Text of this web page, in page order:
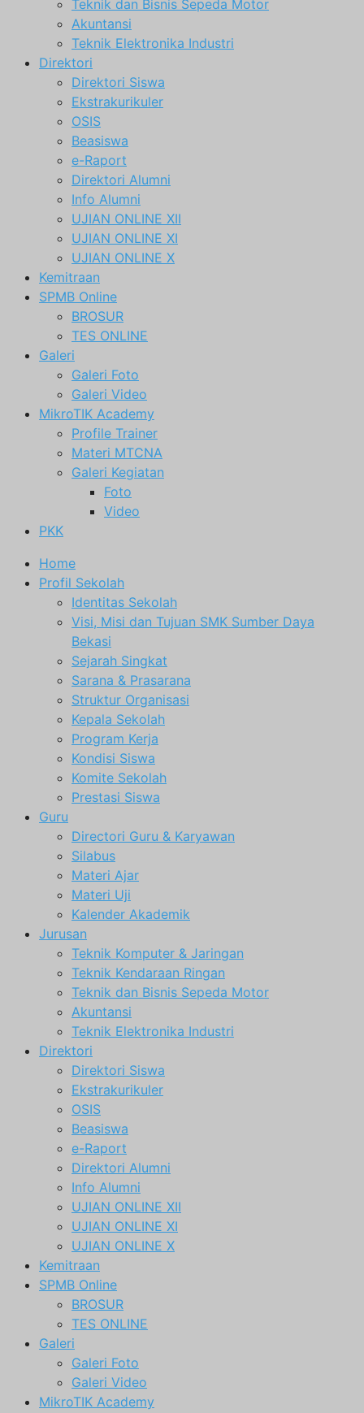
Teknik dan Bisnis Sepeda Motor
Akuntansi
Teknik Elektronika Industri
Direktori
Direktori Siswa
Ekstrakurikuler
OSIS
Beasiswa
e-Raport
Direktori Alumni
Info Alumni
UJIAN ONLINE XII
UJIAN ONLINE XI
UJIAN ONLINE X
Kemitraan
SPMB Online
BROSUR
TES ONLINE
Galeri
Galeri Foto
Galeri Video
MikroTIK Academy
Profile Trainer
Materi MTCNA
Galeri Kegiatan
Foto
Video
PKK
Home
Profil Sekolah
Identitas Sekolah
Visi, Misi dan Tujuan SMK Sumber Daya
Bekasi
Sejarah Singkat
Sarana & Prasarana
Struktur Organisasi
Kepala Sekolah
Program Kerja
Kondisi Siswa
Komite Sekolah
Prestasi Siswa
Guru
Directori Guru & Karyawan
Silabus
Materi Ajar
Materi Uji
Kalender Akademik
Jurusan
Teknik Komputer & Jaringan
Teknik Kendaraan Ringan
Teknik dan Bisnis Sepeda Motor
Akuntansi
Teknik Elektronika Industri
Direktori
Direktori Siswa
Ekstrakurikuler
OSIS
Beasiswa
e-Raport
Direktori Alumni
Info Alumni
UJIAN ONLINE XII
UJIAN ONLINE XI
UJIAN ONLINE X
Kemitraan
SPMB Online
BROSUR
TES ONLINE
Galeri
Galeri Foto
Galeri Video
MikroTIK Academy